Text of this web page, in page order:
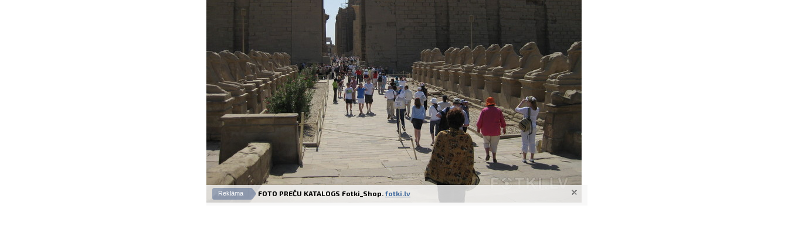
Izdrukas 1h laikā Rīgā – pasūtiet tiešsaistē
Dažādi formāti un papīra veidi jūsu foto
Piegāde visā Latvijā vai saņemšana klātienē
Reklāma FOTO PREČU KATALOGS Fotki_Shop. fotki.lv